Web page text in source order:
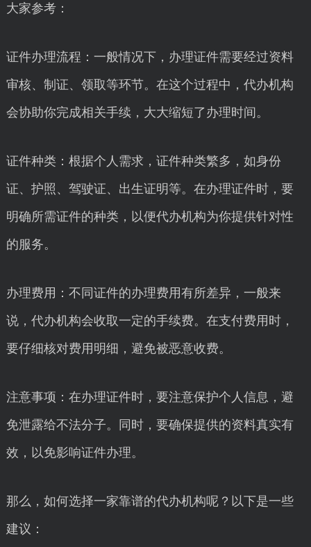
大家参考：
证件办理流程：一般情况下，办理证件需要经过资料
审核、制证、领取等环节。在这个过程中，代办机构
会协助你完成相关手续，大大缩短了办理时间。
证件种类：根据个人需求，证件种类繁多，如身份
证、护照、驾驶证、出生证明等。在办理证件时，要
明确所需证件的种类，以便代办机构为你提供针对性
的服务。
办理费用：不同证件的办理费用有所差异，一般来
说，代办机构会收取一定的手续费。在支付费用时，
要仔细核对费用明细，避免被恶意收费。
注意事项：在办理证件时，要注意保护个人信息，避
免泄露给不法分子。同时，要确保提供的资料真实有
效，以免影响证件办理。
那么，如何选择一家靠谱的代办机构呢？以下是一些
建议：